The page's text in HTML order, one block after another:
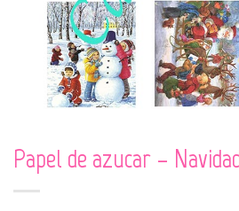
Papel de azucar –